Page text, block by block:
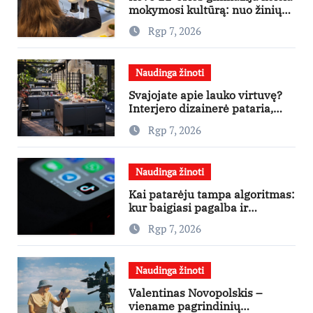
mokymosi kultūrą: nuo žinių
kaupimo – prie jų supratimo ir
taikymo
Rgp 7, 2026
Naudinga žinoti
Svajojate apie lauko virtuvę?
Interjero dizainerė pataria,
nuo ko pradėti
Rgp 7, 2026
Naudinga žinoti
Kai patarėju tampa algoritmas:
kur baigiasi pagalba ir
prasideda reklama?
Rgp 7, 2026
Naudinga žinoti
Valentinas Novopolskis –
viename pagrindinių